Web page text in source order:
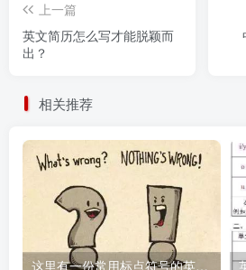
上一篇
英文简历怎么写才能脱颖而
出？
相关推荐
这里有一份常用标点符号的英文说法，请收好